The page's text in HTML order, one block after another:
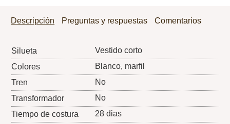
Descripción Preguntas y respuestas Comentarios
Silueta
Vestido corto
Colores
Blanco, marfil
Tren
No
Transformador
No
Tiempo de costura
28 dias